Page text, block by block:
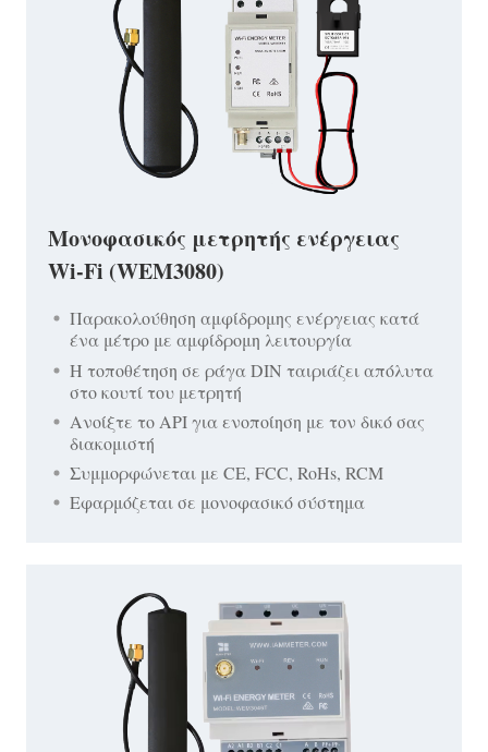
Μονοφασικός μετρητής ενέργειας
Wi-Fi (WEM3080)
Παρακολούθηση αμφίδρομης ενέργειας κατά
ένα μέτρο με αμφίδρομη λειτουργία
Η τοποθέτηση σε ράγα DIN ταιριάζει απόλυτα
στο κουτί του μετρητή
Ανοίξτε το API για ενοποίηση με τον δικό σας
διακομιστή
Συμμορφώνεται με CE, FCC, RoHs, RCM
Εφαρμόζεται σε μονοφασικό σύστημα